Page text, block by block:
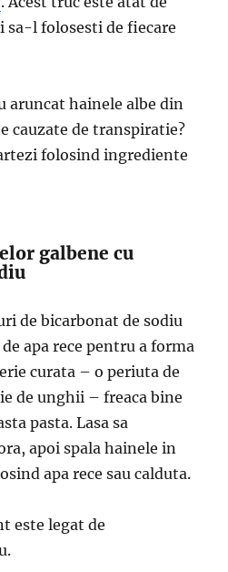
l folosesti de fiecare
aruncat hainele albe din
cauzate de transpiratie?
folosind ingrediente
galbene cu
de bicarbonat de sodiu
apa rece pentru a forma
curata – o periuta de
de unghii – freaca bine
pasta. Lasa sa
apoi spala hainele in
apa rece sau calduta.
este legat de